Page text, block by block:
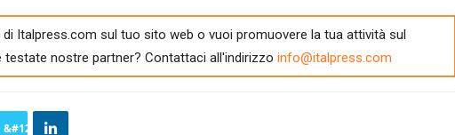
Italpress.com sul tuo sito web o vuoi promuovere la tua attività sul
nostre partner? Contattaci all'indirizzo info@italpress.com